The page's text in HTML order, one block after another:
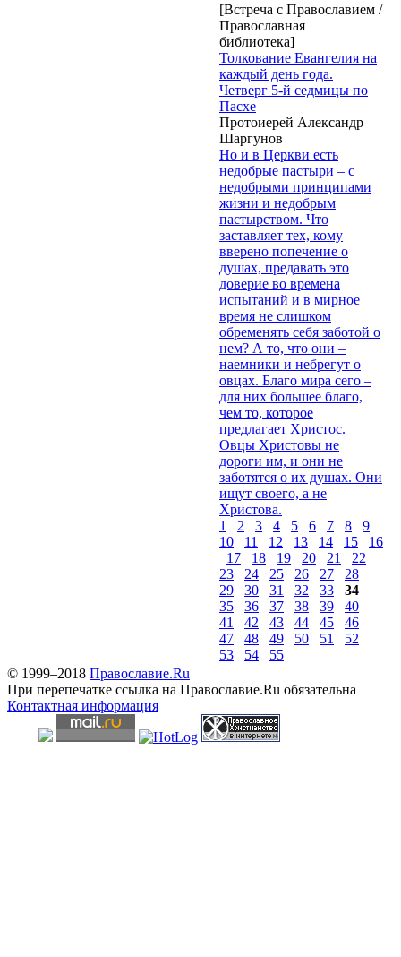
[Встреча с Православием /
Православная
библиотека]
Толкование Евангелия на
каждый день года.
Четверг 5-й седмицы по
Пасхе
Протоиерей Александр
Шаргунов
Но и в Церкви есть
недобрые пастыри – с
недобрыми принципами
жизни и недобрым
пастырством. Что
заставляет тех, кому
вверено попечение о
душах, предавать это
доверие во времена
испытаний и в мирное
время не слишком
обременять себя заботой о
нем? А то, что они –
наемники и небрегут о
овцах. Благо мира сего –
для них большее благо,
чем то, которое
предлагает Христос.
Овцы Христовы не
дороги им, и они не
заботятся о их душах. Они
ищут своего, а не
Христова.
1
2 3 4 5 6 7 8
9
10
11 12 13 14 15
16
17
18 19 20 21
22
23
24 25 26 27
28
29
30 31 32 33
34
35
36 37 38 39
40
41
42 43 44 45
46
47
48 49 50 51
52
53
54
55
© 1999–2018 Православие.Ru
При перепечатке ссылка на Православие.Ru обязательна
Контактная информация